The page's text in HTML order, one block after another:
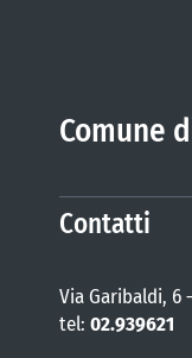
Comune
Contatti
Via Garibaldi, 6
tel: 02.939621